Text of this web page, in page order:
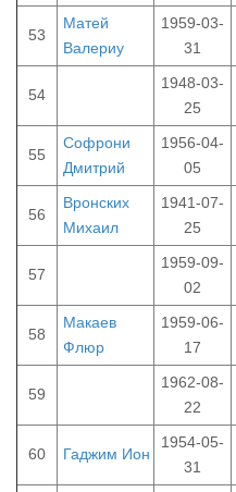
53
Матей
Валериу
1959-03-
31
54
1948-03-
25
55
Софрони
Дмитрий
1956-04-
05
56
Вронских
Михаил
1941-07-
25
57
1959-09-
02
58
Макаев
Флюр
1959-06-
17
59
1962-08-
22
60 Гаджим Ион
1954-05-
31